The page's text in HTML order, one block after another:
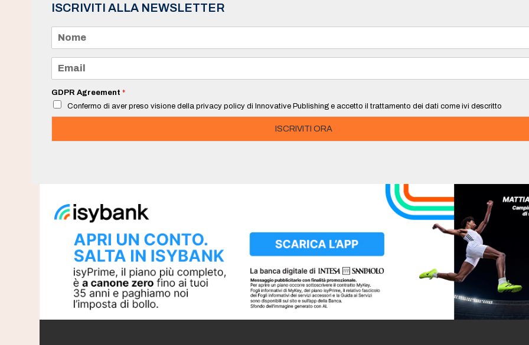
ISCRIVITI ALLA NEWSLETTER
m
e
a
i
*
GDPR Agreement *
Confermo di aver preso visione della privacy policy di Innovative Publishing e accetto il trattamento dei dati come ivi descritto
ISCRIVITI ORA